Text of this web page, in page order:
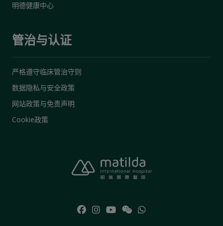
明德健康中心
管治与认证
严格遵守临床管治守则
数据隐私与安全政策
网站政策与免责声明
Cookie政策